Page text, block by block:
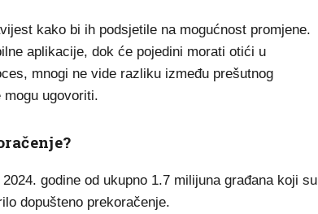
kako bi ih podsjetile na mogućnost promjene.
aplikacije, dok će pojedini morati otići u
mnogi ne vide razliku između prešutnog
ugovoriti.
godine od ukupno 1.7 milijuna građana koji su
dopušteno prekoračenje.